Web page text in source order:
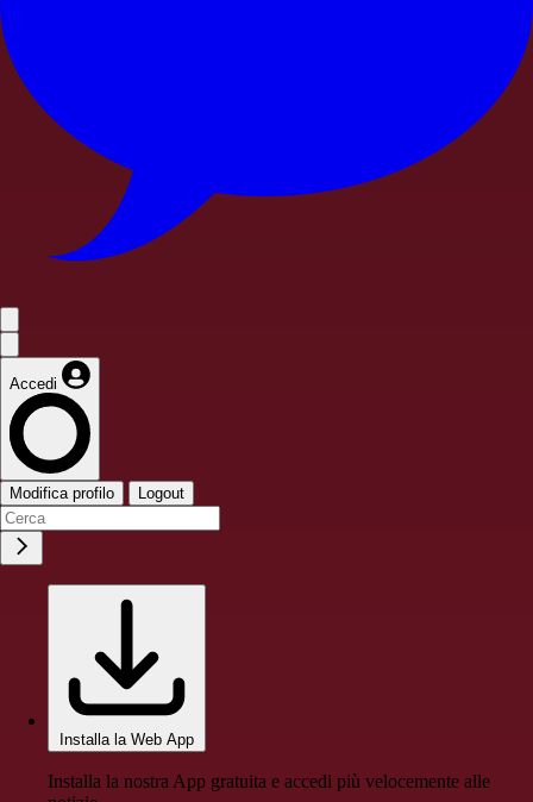
Accedi
Modifica profilo Logout
Installa la Web App
Installa la nostra App gratuita e accedi più velocemente alle